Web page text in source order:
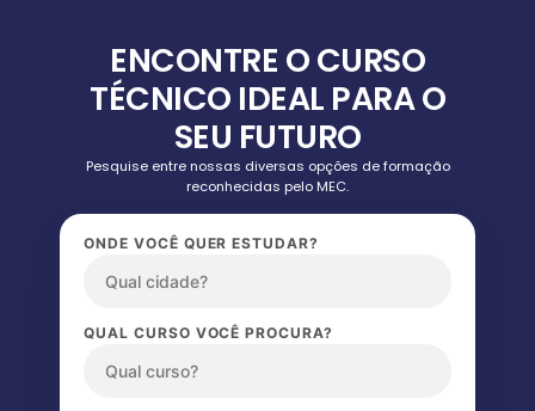
ENCONTRE O CURSO
TÉCNICO IDEAL PARA O
SEU FUTURO
Pesquise entre nossas diversas opções de formação
reconhecidas pelo MEC.
ONDE VOCÊ QUER ESTUDAR?
QUAL CURSO VOCÊ PROCURA?